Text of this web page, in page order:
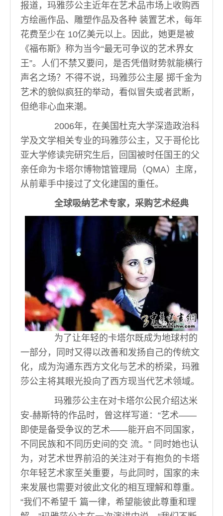
报道，玛雅莎公主近年在艺术品市场上收购西
方绘画作品、雕塑作品及各种 装置艺术，每年
花费至少在 10亿美元以上。因此，她更是被
《福布斯》称为当今“最无可争议的艺术界女
王”。人们不禁又要问，是否凭借财势就能横行
声名之场？不得不说，玛雅莎公主屡 掷千金为
艺术的貌似疯狂的举动，看似冒失或者武断，
但绝非心血来潮。
2006年，在美国杜克大学深造政治科
学及文学相关专业的玛雅莎公主，又于哥伦比
亚大学修读完研究生后，回国被时任国王的父
亲任命为卡塔尔博物馆管理局（QMA）主席，
从前辈手中接过了文化建国的重任。
全球吸纳艺术专家，采购艺术经典
为了让年轻的卡塔尔既成为地球村的
一部分，同时又得以改善和发扬自己的传统文
化，成为沟通东西方文化与艺术的桥梁，玛雅
莎公主将其眼光投向了西方现当代艺术领域。
玛雅莎公主在对卡塔尔公民介绍达米
安-赫斯特的作品时，曾这样写道：“艺术——
即使是备受争议的艺术——能开启不同国家，
不同民族和不同历史间的交 流。” 同时她也认
为，对艺术世界前沿的关注对于有抱负的卡塔
尔年轻艺术家至关重要，与此同时，国家的未
来发展也需要对彼此文化的相互理解和尊重。
“我们不希望千 篇一律，希望能彼此尊重和理